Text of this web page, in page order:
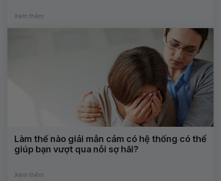
Xem thêm
Làm thế nào giải mẫn cảm có hệ thống có thể
giúp bạn vượt qua nỗi sợ hãi?
Xem thêm